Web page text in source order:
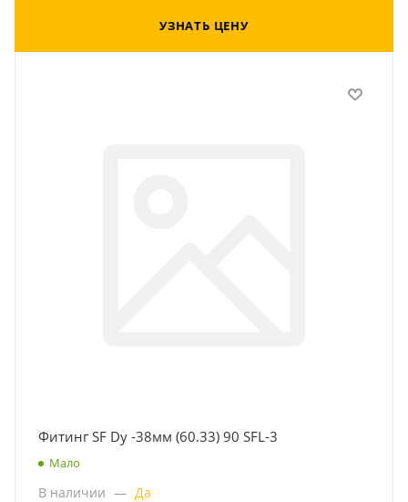
УЗНАТЬ ЦЕНУ
Фитинг SF Dу -38мм (60.33) 90 SFL-3
Мало
В наличии — Да